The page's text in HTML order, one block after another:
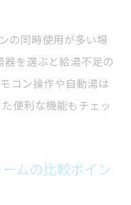
の同時使用が多い場
を選ぶと給湯不足の
コン操作や自動湯は
便利な機能もチェッ
ムの比較ポイン